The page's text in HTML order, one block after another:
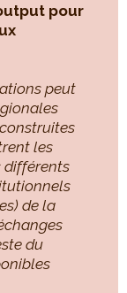
pour
peut
les
différents
de la
du